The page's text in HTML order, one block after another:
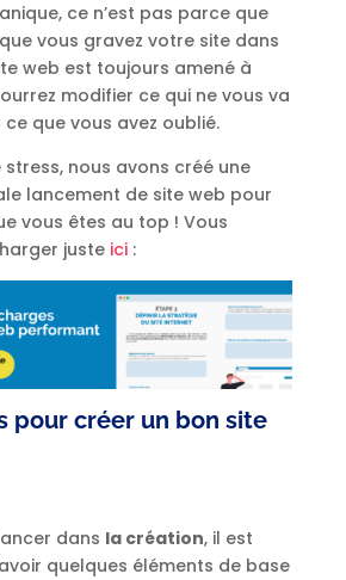
ce n’est pas parce que
vous gravez votre site dans
web est toujours amené à
modifier ce qui ne vous va
que vous avez oublié.
stress, nous avons créé une
lancement de site web pour
vous êtes au top ! Vous
juste ici:
pour créer un bon site
dans la création, il est
quelques éléments de base